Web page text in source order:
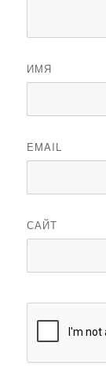
ИМЯ
EMAIL
САЙТ